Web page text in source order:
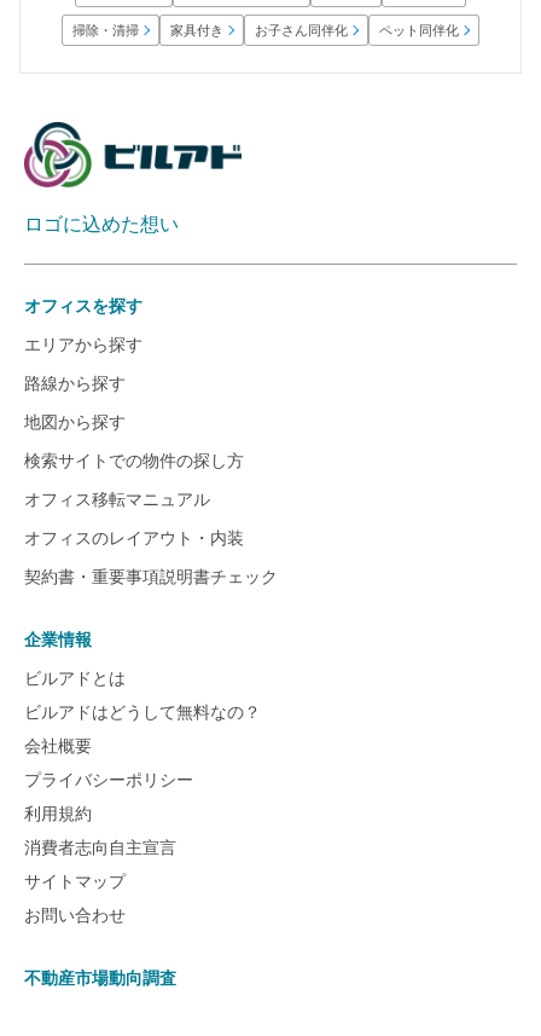
掃除・清掃 家具付き お子さん同伴化 ペット同伴化
ロゴに込めた想い
オフィスを探す
エリアから探す
路線から探す
地図から探す
検索サイトでの物件の探し方
オフィス移転マニュアル
オフィスのレイアウト・内装
契約書・重要事項説明書チェック
企業情報
ビルアドとは
ビルアドはどうして無料なの？
会社概要
プライバシーポリシー
利用規約
消費者志向自主宣言
サイトマップ
お問い合わせ
不動産市場動向調査